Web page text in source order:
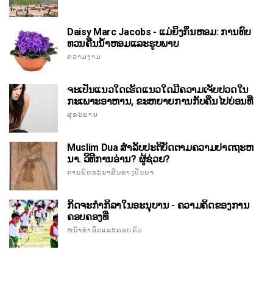
Daisy Marc Jacobs - ແມ່ຍິງກິ່ນຫອມ: ການທົບ
ທວນຄືນນ້ໍາຫອມແລະຮູບພາບ
ຄວາມງາມ
ຈະເປັນແນວໃດເຮັດແນວໃດມີຄວາມເຈັບປວດໃນ
ກະເພາະອາຫານ, ຂະຫຍາຍການກັບຄືນໄປບ່ອນທີ່
ສຸຂະພາບ
Muslim Dua ສໍາລັບປະຕິບັດຕາມຄວາມປາດຖະຫ
ນາ. ວິທີການອ່ານ? ຜູ້ຊ່ວຍ?
ການພັດທະນາສິນທາງປັນຍາ
ກິດຈະກໍາກິລາໃນອະນຸບານ - ຄວາມຄິດຂອງການ
ຄອບຄອງທີ່
ຫນ້າທໍາອິດແລະຄອບຄົວ